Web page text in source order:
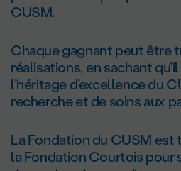
CUSM.
Chaque gagnant peut être
réalisations, en sachant
l’héritage d’excellence du
recherche et de soins aux
La Fondation du CUSM est
la Fondation Courtois pour